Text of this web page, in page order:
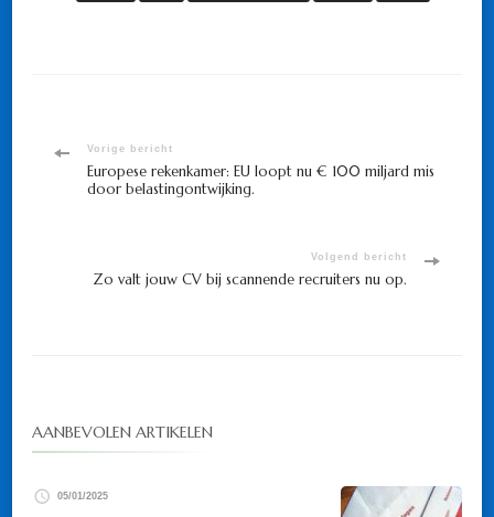
Bericht
navigatie
Vorige bericht
Europese rekenkamer: EU loopt nu € 100 miljard mis
door belastingontwijking.
Volgend bericht
Zo valt jouw CV bij scannende recruiters nu op.
AANBEVOLEN ARTIKELEN
05/01/2025